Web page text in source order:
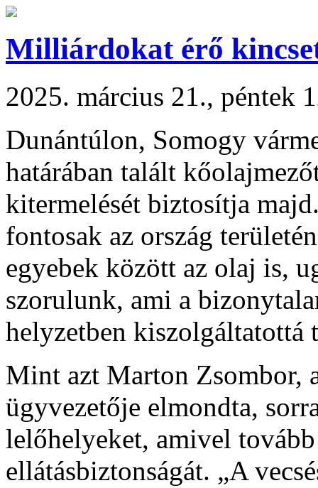
Milliárdokat érő
2025. március 21., péntek
Dunántúlon, Somogy
határában talált
kitermelését biztosítja
fontosak az ország
egyebek között az olaj is,
szorulunk, ami a
helyzetben kiszolgáltatottá
Mint azt Marton Zsombor,
ügyvezetője elmondta,
lelőhelyeket, amivel
ellátásbiztonságát. „A